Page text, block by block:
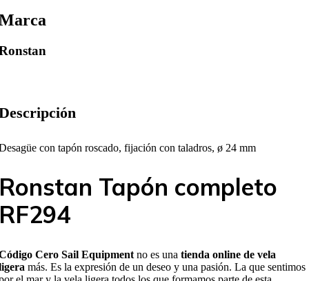
con tapón roscado, fijación con taladros, ø 24 mm
Tapón completo
Cero Sail Equipment no es una tienda online de vela
más. Es la expresión de un deseo y una pasión. La que sentimos